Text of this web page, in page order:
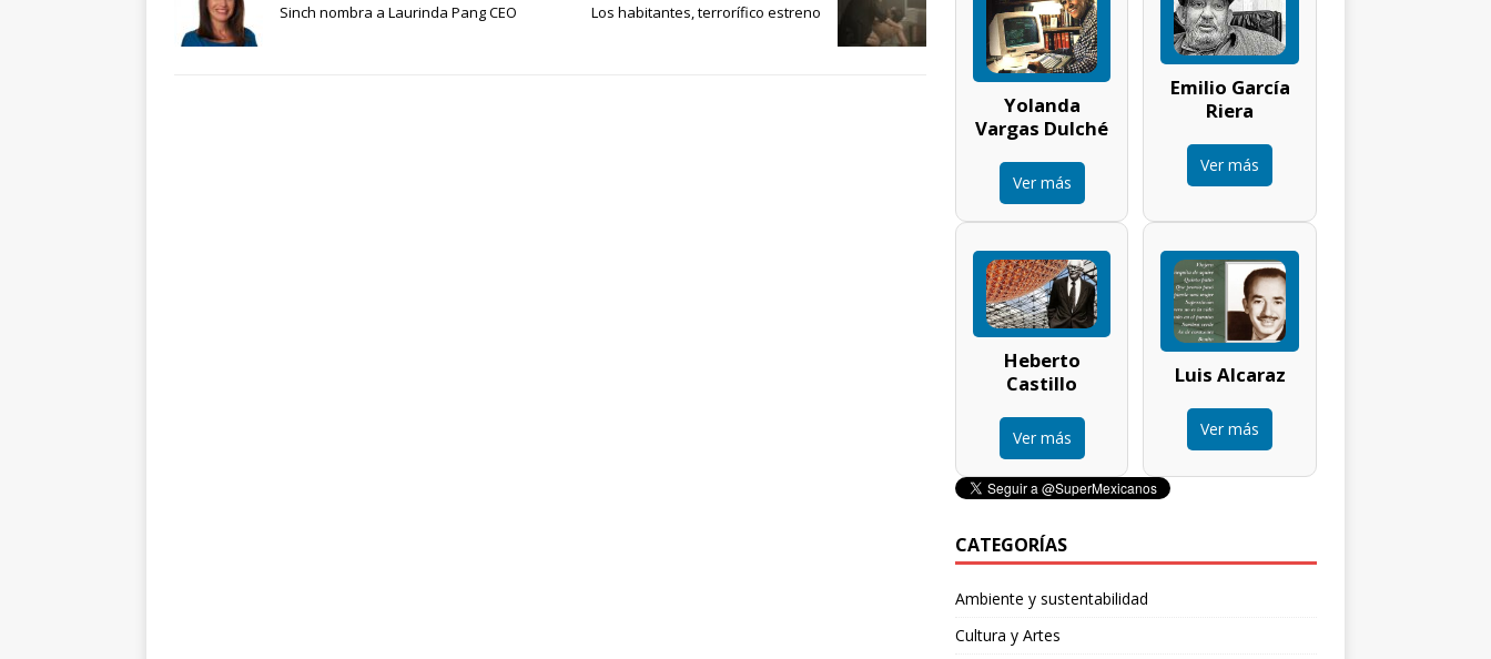
Sinch nombra a Laurinda Pang CEO Los habitantes, terrorífico estreno
Yolanda
Vargas Dulché
Ver más
Emilio García
Riera
Ver más
Heberto
Castillo
Ver más
Luis Alcaraz
Ver más
CATEGORÍAS
Ambiente y sustentabilidad
Cultura y Artes